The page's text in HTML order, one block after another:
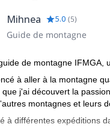
Mihnea 5.0 (5)
Guide de montagne
de montagne IFMGA,
à aller à la montagne
que j'ai découvert la
montagnes et leurs
à différentes expéditions